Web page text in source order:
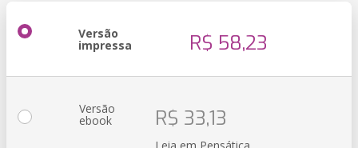
Versão
impressa R$ 58,23
Versão
ebook R$ 33,13